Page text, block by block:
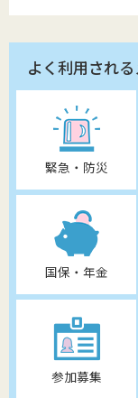
よく利用され
緊急・防災
国保・年金
参加募集